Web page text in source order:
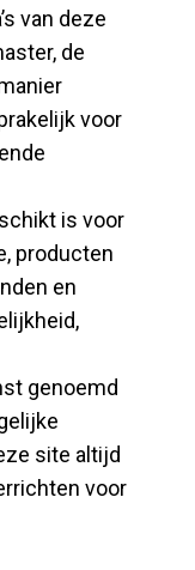
van deze
de
voor
is voor
producten
en
genoemd
site altijd
voor